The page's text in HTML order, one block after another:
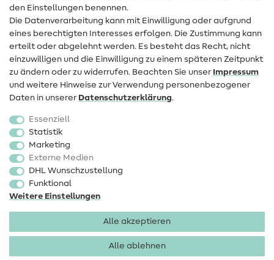
Widerrufsrecht
Beliebt
Stoffe
Sale
Schnittmuster
den Einstellungen benennen.
Die Datenverarbeitung kann mit Einwilligung oder aufgrund
eines berechtigten Interesses erfolgen. Die Zustimmung kann
erteilt oder abgelehnt werden. Es besteht das Recht, nicht
einzuwilligen und die Einwilligung zu einem späteren Zeitpunkt
zu ändern oder zu widerrufen. Beachten Sie unser Impressum
und weitere Hinweise zur Verwendung personenbezogener
Daten in unserer Daten­schutz­erklärung.
Essenziell
Statistik
Marketing
Externe Medien
DHL Wunschzustellung
Funktional
Weitere Einstellungen
Alle akzeptieren
Alle ablehnen
Impressum Datenschutz
AGB